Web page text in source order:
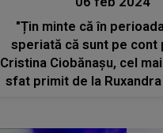
"Țin minte că în
speriată că sunt pe cont
Cristina Ciobănașu, cel
sfat primit de la